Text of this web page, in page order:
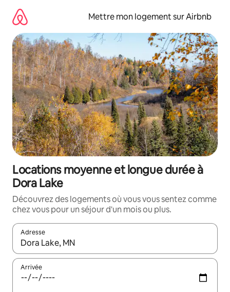
directement
contenu
Mettre mon logement sur Airbnb
Locations moyenne et longue durée à
Dora Lake
Découvrez des logements où vous vous sentez comme
chez vous pour un séjour d'un mois ou plus.
Adresse
Lorsque les résultats s'affichent, utilisez les flèches vers le
Arrivée